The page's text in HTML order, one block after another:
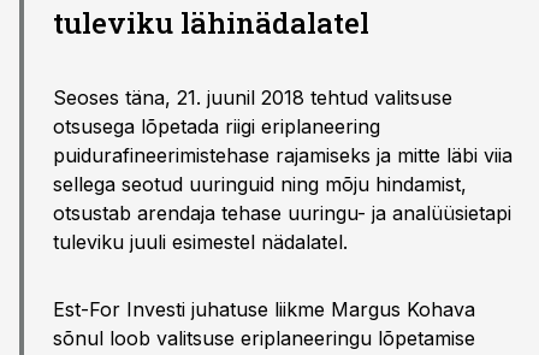
tuleviku lähinädalatel
Seoses täna, 21. juunil 2018 tehtud valitsuse
otsusega lõpetada riigi eriplaneering
puidurafineerimistehase rajamiseks ja mitte läbi viia
sellega seotud uuringuid ning mõju hindamist,
otsustab arendaja tehase uuringu- ja analüüsietapi
tuleviku juuli esimestel nädalatel.
Est-For Investi juhatuse liikme Margus Kohava
sõnul loob valitsuse eriplaneeringu lõpetamise